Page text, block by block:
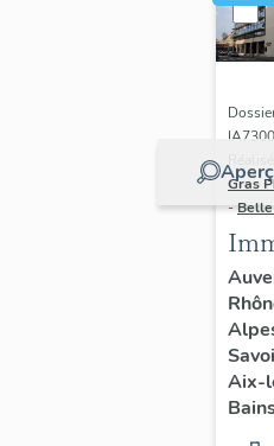
Gras
-
de
Les
Aix-